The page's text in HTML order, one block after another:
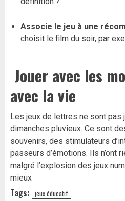
Associe le jeu à une
choisit le film du soir, par
Jouer avec les
avec la vie
Les jeux de lettres ne sont pas
dimanches pluvieux. Ce sont
souvenirs, des stimulateurs
passeurs d’émotions. Ils n’ont
malgré l’explosion des jeux
mieux
Tags: jeux éducatif